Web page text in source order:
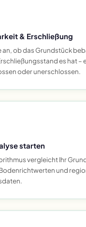
& Erschließung
an, ob das Grundstück
es hat –
oder unerschlossen.
starten
vergleicht Ihr
und